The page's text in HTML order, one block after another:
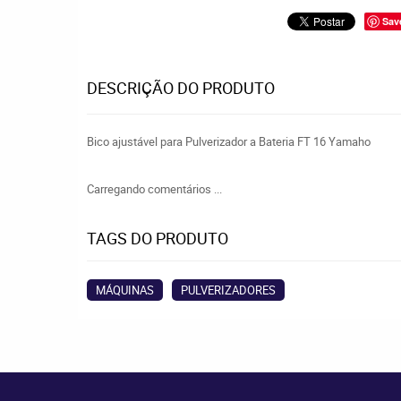
DESCRIÇÃO DO PRODUTO
Bico ajustável para Pulverizador a Bateria FT 16 Yamaho
Carregando comentários ...
TAGS DO PRODUTO
MÁQUINAS PULVERIZADORES